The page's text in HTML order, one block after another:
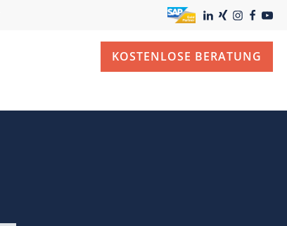
KOSTENLOSE BERATUNG